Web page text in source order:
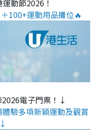
動節2026！
100+運動用品攤位🔥
電子門票！↓
驗多項新穎運動及觀賞